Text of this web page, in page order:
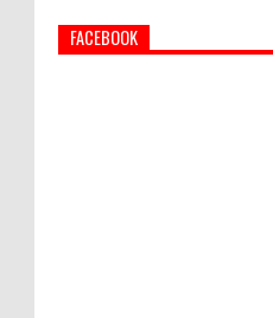
PEMKAB
FACEBOOK